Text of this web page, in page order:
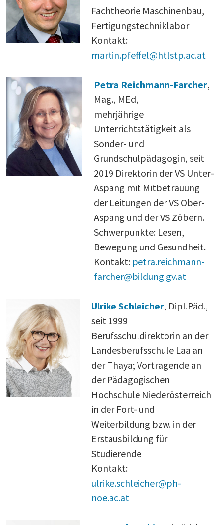
Fachtheorie Maschinenbau,
Fertigungstechniklabor
Kontakt:
martin.pfeffel@htlstp.ac.at
Petra Reichmann-Farcher,
Mag., MEd,
mehrjährige
Unterrichtstätigkeit als
Sonder- und
Grundschulpädagogin, seit
2019 Direktorin der VS Unter-
Aspang mit Mitbetrauung
der Leitungen der VS Ober-
Aspang und der VS Zöbern.
Schwerpunkte: Lesen,
Bewegung und Gesundheit.
Kontakt: petra.reichmann-
farcher@bildung.gv.at
Ulrike Schleicher, Dipl.Päd.,
seit 1999
Berufsschuldirektorin an der
Landesberufsschule Laa an
der Thaya; Vortragende an
der Pädagogischen
Hochschule Niederösterreich
in der Fort- und
Weiterbildung bzw. in der
Erstausbildung für
Studierende
Kontakt:
ulrike.schleicher@ph-
noe.ac.at